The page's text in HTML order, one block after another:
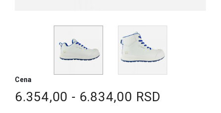
Cena
6.354,00 - 6.834,00 RSD